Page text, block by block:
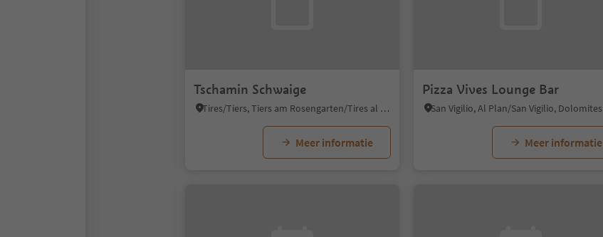
Tschamin Schwaige
Tires/Tiers, Tiers am Rosengarten/Tires al Catinaccio, Dolomites Region Seiser Alm
Meer informatie
Pizza Vives Lounge Bar
Meer informatie